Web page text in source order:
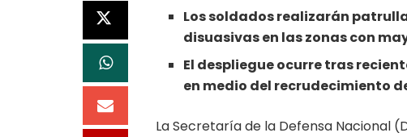
Los soldados realizarán
disuasivas en las zonas con
El despliegue ocurre tras
en medio del recrudecimiento
La Secretaría de la Defensa Nacional